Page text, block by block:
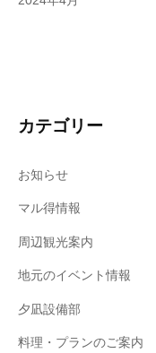
カテゴリー
お知らせ
マル得情報
周辺観光案内
地元のイベント情報
夕凪設備部
料理・プランのご案内